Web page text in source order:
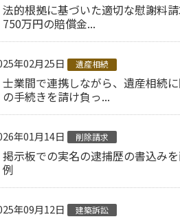
法的根拠に基づいた適切な慰謝料
750万円の賠償金...
年02月25日 遺産相続
士業間で連携しながら、遺産相続
の手続きを請け負っ...
年01月14日 削除請求
掲示板での実名の逮捕歴の書込み
例
年09月12日 建築訴訟